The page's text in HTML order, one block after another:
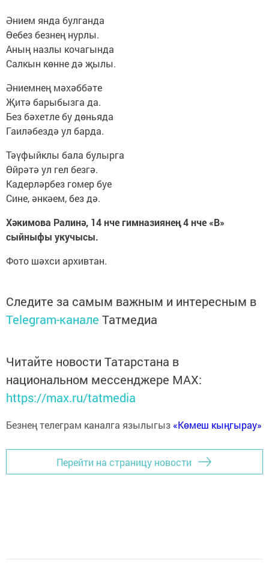
Әнием янда булганда
Өебез безнең нурлы.
Аның назлы кочагында
Салкын көнне дә җылы.
Әниемнең мәхәббәте
Җитә барыбызга да.
Без бәхетле бу дөньяда
Гаиләбездә ул барда.
Тәүфыйклы бала булырга
Өйрәтә ул гел безгә.
Кадерләрбез гомер буе
Сине, әнкәем, без дә.
Хәкимова Ралинә, 14 нче гимназиянең 4 нче «В»
сыйныфы укучысы.
Фото шәхси архивтан.
Следите за самым важным и интересным в
Telegram-канале Татмедиа
Читайте новости Татарстана в
национальном мессенджере MАХ:
https://max.ru/tatmedia
Безнең телеграм каналга язылыгыз «Көмеш кыңгырау»
Перейти на страницу новости